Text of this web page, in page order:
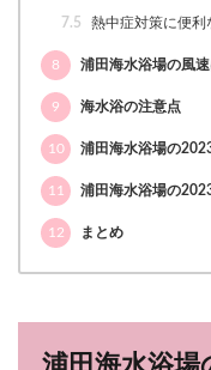
7.5 熱中症対策に便利
8 浦田海水浴場の風速
9 海水浴の注意点
10 浦田海水浴場の
11 浦田海水浴場の
12 まとめ